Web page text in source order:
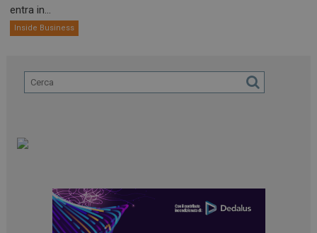
entra in...
Inside Business